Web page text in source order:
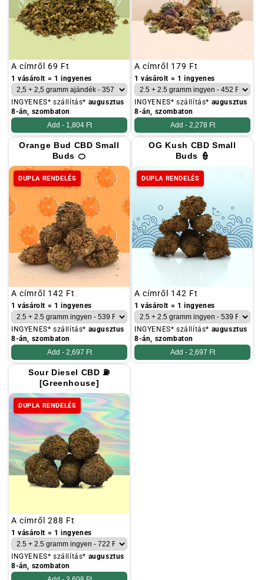
Szokásos
ár
A címről 69 Ft
1 vásárolt = 1 ingyenes
INGYENES* szállítás* augusztus
8-án, szombaton
Add - 1,804 Ft
Szokásos
ár
A címről 179 Ft
1 vásárolt = 1 ingyenes
INGYENES* szállítás* augusztus
8-án, szombaton
Add - 2,278 Ft
Orange Bud CBD Small
Buds 🍊
DUPLA RENDELÉS
Szokásos
ár
A címről 142 Ft
1 vásárolt = 1 ingyenes
INGYENES* szállítás* augusztus
8-án, szombaton
Add - 2,697 Ft
OG Kush CBD Small
Buds 👮
DUPLA RENDELÉS
Szokásos
ár
A címről 142 Ft
1 vásárolt = 1 ingyenes
INGYENES* szállítás* augusztus
8-án, szombaton
Add - 2,697 Ft
Sour Diesel CBD ⛽
[Greenhouse]
DUPLA RENDELÉS
Szokásos
ár
A címről 288 Ft
1 vásárolt = 1 ingyenes
INGYENES* szállítás* augusztus
8-án, szombaton